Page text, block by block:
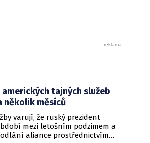
amerických tajných služeb
několik měsíců
varují, že ruský prezident
mezi letošním podzimem a
aliance prostřednictvím